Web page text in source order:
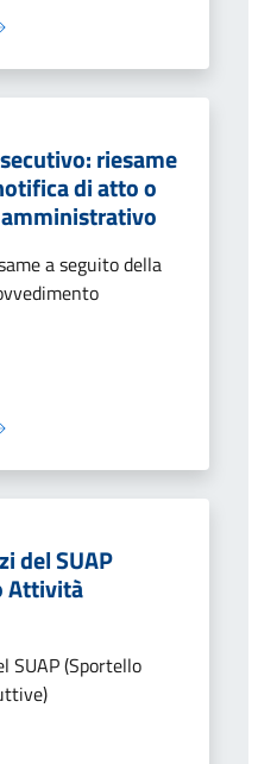
riesame
di atto o
a seguito della
del SUAP
Attività
SUAP (Sportello